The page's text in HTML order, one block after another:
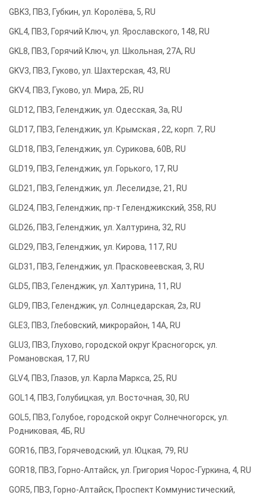
GBK3, ПВЗ, Губкин, ул. Королёва, 5, RU
GKL4, ПВЗ, Горячий Ключ, ул. Ярославского, 148, RU
GKL8, ПВЗ, Горячий Ключ, ул. Школьная, 27А, RU
GKV3, ПВЗ, Гуково, ул. Шахтерская, 43, RU
GKV4, ПВЗ, Гуково, ул. Мира, 2Б, RU
GLD12, ПВЗ, Геленджик, ул. Одесская, 3а, RU
GLD17, ПВЗ, Геленджик, ул. Крымская , 22, корп. 7, RU
GLD18, ПВЗ, Геленджик, ул. Сурикова, 60В, RU
GLD19, ПВЗ, Геленджик, ул. Горького, 17, RU
GLD21, ПВЗ, Геленджик, ул. Леселидзе, 21, RU
GLD24, ПВЗ, Геленджик, пр-т Геленджикский, 358, RU
GLD26, ПВЗ, Геленджик, ул. Халтурина, 32, RU
GLD29, ПВЗ, Геленджик, ул. Кирова, 117, RU
GLD31, ПВЗ, Геленджик, ул. Прасковеевская, 3, RU
GLD5, ПВЗ, Геленджик, ул. Халтурина, 11, RU
GLD9, ПВЗ, Геленджик, ул. Солнцедарская, 2з, RU
GLE3, ПВЗ, Глебовский, микрорайон, 14А, RU
GLU3, ПВЗ, Глухово, городской округ Красногорск, ул.
Романовская, 17, RU
GLV4, ПВЗ, Глазов, ул. Карла Маркса, 25, RU
GOL14, ПВЗ, Голубицкая, ул. Восточная, 30, RU
GOL5, ПВЗ, Голубое, городской округ Солнечногорск, ул.
Родниковая, 4Б, RU
GOR16, ПВЗ, Горячеводский, ул. Юцкая, 79, RU
GOR18, ПВЗ, Горно-Алтайск, ул. Григория Чорос-Гуркина, 4, RU
GOR5, ПВЗ, Горно-Алтайск, Проспект Коммунистический,